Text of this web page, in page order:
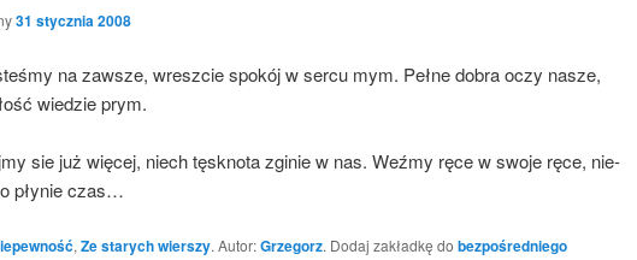
31 stycznia 2008
na zawsze, wresz­cie spo­kój w ser­cu mym. Peł­ne dobra oczy nasze,
wie­dzie prym.
sie już wię­cej, niech tęsk­no­ta zgi­nie w nas. Weź­my ręce w swo­je ręce, nie­
pły­nie czas…
, Ze starych wierszy. Autor:Grzegorz. Dodaj zakładkę do bezpośredniego